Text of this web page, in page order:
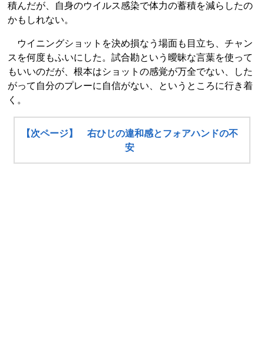
積んだが、自身のウイルス感染で体力の蓄積を減らしたの
かもしれない。
ウイニングショットを決め損なう場面も目立ち、チャン
スを何度もふいにした。試合勘という曖昧な言葉を使って
もいいのだが、根本はショットの感覚が万全でない、した
がって自分のプレーに自信がない、というところに行き着
く。
【次ページ】 右ひじの違和感とフォアハンドの不
安